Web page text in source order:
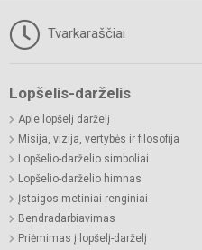
Tvarkaraščiai
Lopšelis-darželis
Apie lopšelį darželį
Misija, vizija, vertybės ir filosofija
Lopšelio-darželio simboliai
Lopšelio-darželio himnas
Įstaigos metiniai renginiai
Bendradarbiavimas
Priėmimas į lopšelį-darželį